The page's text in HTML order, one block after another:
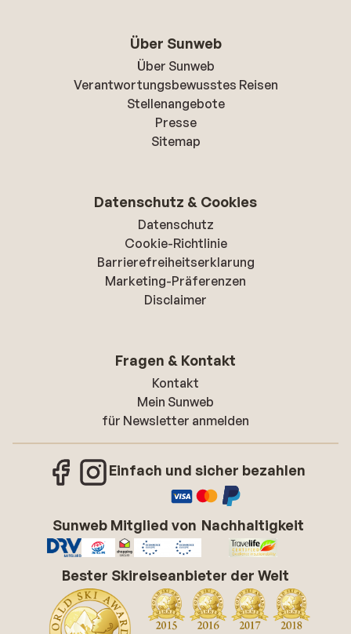
Über Sunweb
Über Sunweb
Verantwortungsbewusstes Reisen
Stellenangebote
Presse
Sitemap
Datenschutz & Cookies
Datenschutz
Cookie-Richtlinie
Barrierefreiheitserklarung
Marketing-Präferenzen
Disclaimer
Fragen & Kontakt
Kontakt
Mein Sunweb
für Newsletter anmelden
Einfach und sicher bezahlen
Sunweb Mitglied von Nachhaltigkeit
Bester Skireiseanbieter der Welt